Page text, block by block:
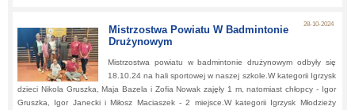
28-10-2024
Mistrzostwa Powiatu W Badmintonie
Drużynowym
Mistrzostwa powiatu w badmintonie drużynowym odbyły się
18.10.24 na hali sportowej w naszej szkole.W kategorii Igrzysk
dzieci Nikola Gruszka, Maja Bazela i Zofia Nowak zajęły 1 m, natomiast chłopcy - Igor
Gruszka, Igor Janecki i Miłosz Maciaszek - 2 miejsce.W kategorii Igrzysk Młodzieży